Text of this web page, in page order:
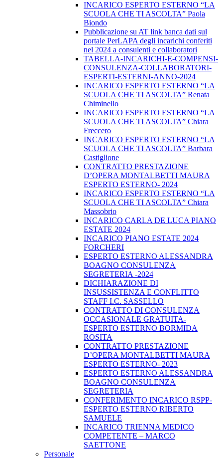
INCARICO ESPERTO ESTERNO “LA
SCUOLA CHE TI ASCOLTA” Paola
Biondo
Pubblicazione su AT link banca dati sul
portale PerLAPA degli incarichi conferiti
nel 2024 a consulenti e collaboratori
TABELLA-INCARICHI-E-COMPENSI-
CONSULENZA-COLLABORATORI-
ESPERTI-ESTERNI-ANNO-2024
INCARICO ESPERTO ESTERNO “LA
SCUOLA CHE TI ASCOLTA” Renata
Chiminello
INCARICO ESPERTO ESTERNO “LA
SCUOLA CHE TI ASCOLTA” Chiara
Freccero
INCARICO ESPERTO ESTERNO “LA
SCUOLA CHE TI ASCOLTA” Barbara
Castiglione
CONTRATTO PRESTAZIONE
D’OPERA MONTALBETTI MAURA
ESPERTO ESTERNO- 2024
INCARICO ESPERTO ESTERNO “LA
SCUOLA CHE TI ASCOLTA” Chiara
Massobrio
INCARICO CARLA DE LUCA PIANO
ESTATE 2024
INCARICO PIANO ESTATE 2024
FORCHERI
ESPERTO ESTERNO ALESSANDRA
BOAGNO CONSULENZA
SEGRETERIA -2024
DICHIARAZIONE DI
INSUSSISTENZA E CONFLITTO
STAFF I.C. SASSELLO
CONTRATTO DI CONSULENZA
OCCASIONALE GRATUITA-
ESPERTO ESTERNO BORMIDA
ROSITA
CONTRATTO PRESTAZIONE
D’OPERA MONTALBETTI MAURA
ESPERTO ESTERNO- 2023
ESPERTO ESTERNO ALESSANDRA
BOAGNO CONSULENZA
SEGRETERIA
CONFERIMENTO INCARICO RSPP-
ESPERTO ESTERNO RIBERTO
SAMUELE
INCARICO TRIENNA MEDICO
COMPETENTE – MARCO
SAETTONE
Personale